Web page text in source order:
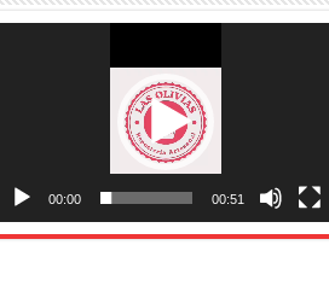
00:00 00:51